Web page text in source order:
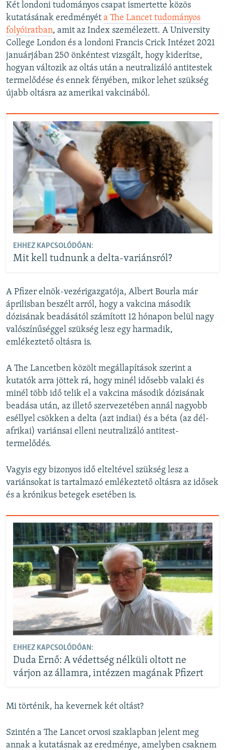
Két londoni tudományos csapat ismertette közös
kutatásának eredményét a The Lancet tudományos
folyóiratban, amit az Index személezett. A University
College London és a londoni Francis Crick Intézet 2021
januárjában 250 önkéntest vizsgált, hogy kiderítse,
hogyan változik az oltás után a neutralizáló antitestek
termelődése és ennek fényében, mikor lehet szükség
újabb oltásra az amerikai vakcinából.
EHHEZ KAPCSOLÓDÓAN:
Mit kell tudnunk a delta-variánsról?
A Pfizer elnök-vezérigazgatója, Albert Bourla már
áprilisban beszélt arról, hogy a vakcina második
dózisának beadásától számított 12 hónapon belül nagy
valószínűséggel szükség lesz egy harmadik,
emlékeztető oltásra is.
A The Lancetben közölt megállapítások szerint a
kutatók arra jöttek rá, hogy minél idősebb valaki és
minél több idő telik el a vakcina második dózisának
beadása után, az illető szervezetében annál nagyobb
eséllyel csökken a delta (azt indiai) és a béta (az dél-
afrikai) variánsai elleni neutralizáló antitest-
termelődés.
Vagyis egy bizonyos idő elteltével szükség lesz a
variánsokat is tartalmazó emlékeztető oltásra az idősek
és a krónikus betegek esetében is.
EHHEZ KAPCSOLÓDÓAN:
Duda Ernő: A védettség nélküli oltott ne
várjon az államra, intézzen magának Pfizert
Mi történik, ha kevernek két oltást?
Szintén a The Lancet orvosi szaklapban jelent meg
annak a kutatásnak az eredménye, amelyben csaknem